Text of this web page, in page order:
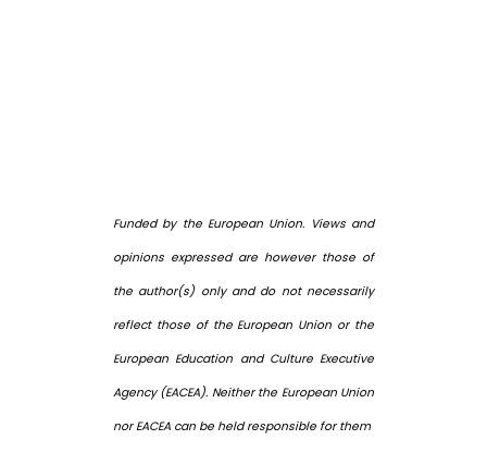
Funded by the European Union. Views and
opinions expressed are however those of
the author(s) only and do not necessarily
reflect those of the European Union or the
European Education and Culture Executive
Agency (EACEA). Neither the European Union
nor EACEA can be held responsible for them